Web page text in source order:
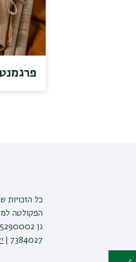
כל הזכויות
הפקולטה
7384027 |